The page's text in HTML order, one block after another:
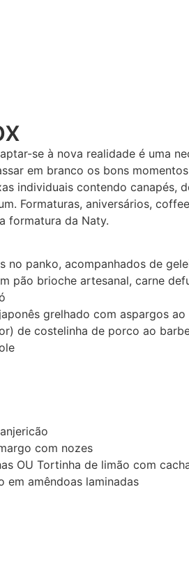
se à nova realidade é uma
em branco os bons
individuais contendo
Formaturas, aniversários,
formatura da Naty.
no panko, acompanhados de
pão brioche artesanal, carne
grelhado com aspargos
de costelinha de porco ao
com nozes
OU Tortinha de limão com
em amêndoas laminadas